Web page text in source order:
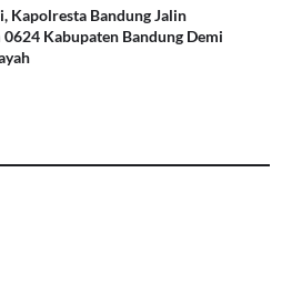
Kapolresta Bandung Jalin
Kabupaten Bandung Demi